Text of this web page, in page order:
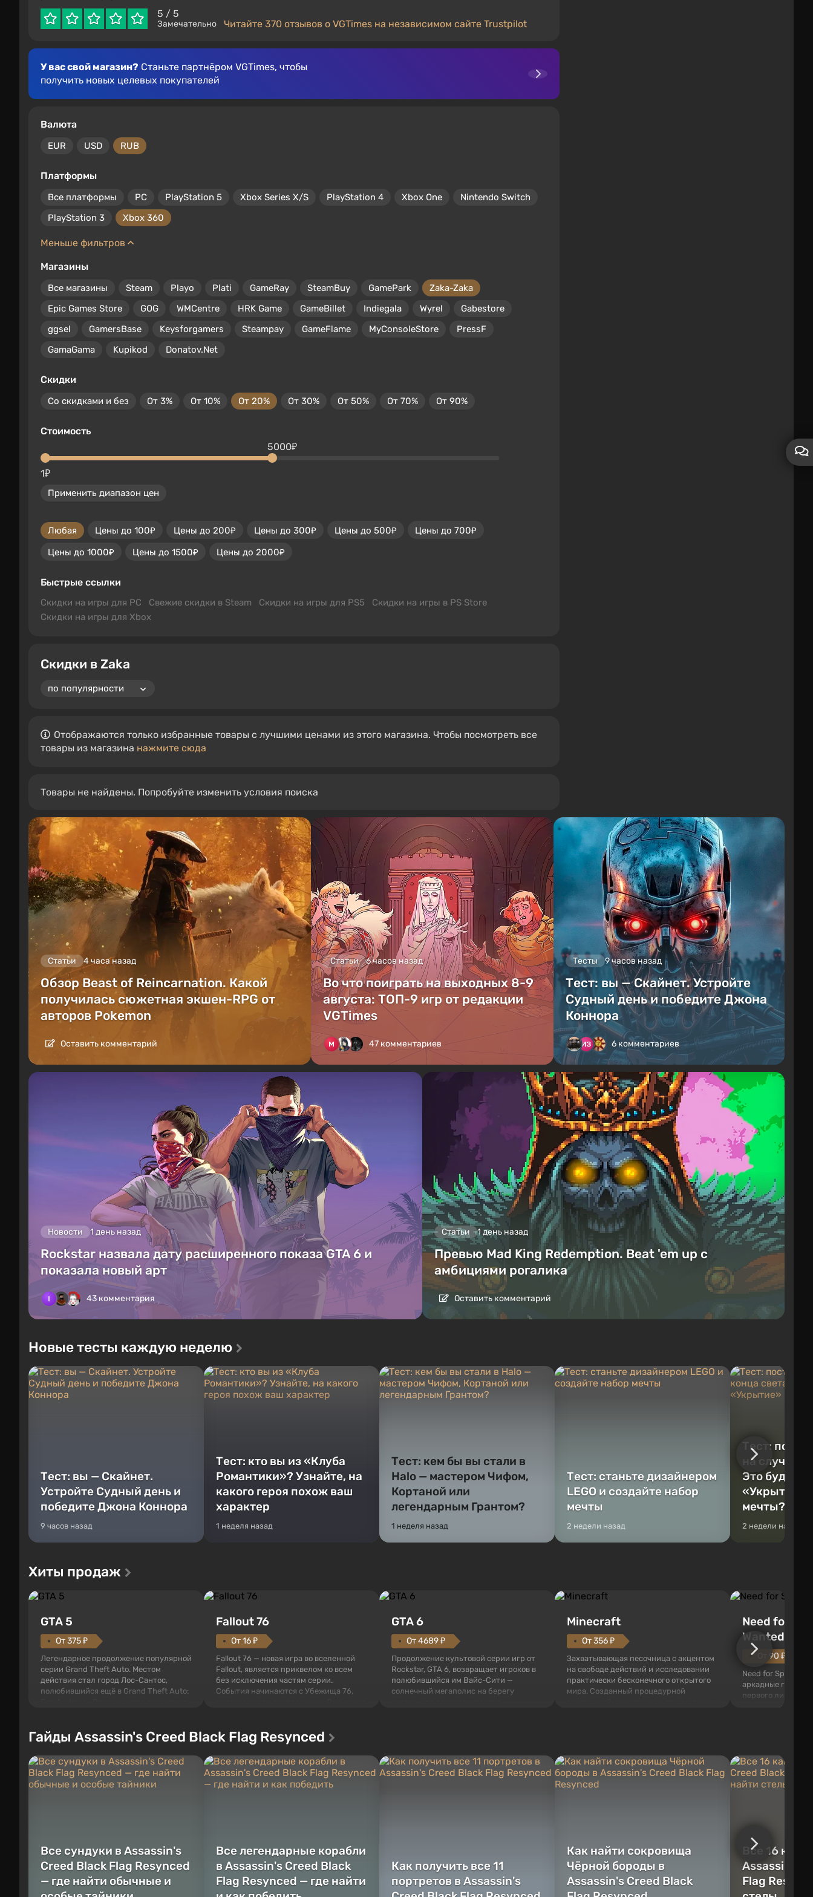
5 / 5
Замечательно Читайте 370 отзывов о VGTimes на независимом сайте Trustpilot
У вас свой магазин? Станьте партнёром VGTimes, чтобы
получить новых целевых покупателей
Валюта
EUR USD RUB
Платформы
Все платформы PC PlayStation 5 Xbox Series X/S PlayStation 4 Xbox One
Nintendo Switch
PlayStation 3
Xbox 360
Меньше фильтров
Магазины
Все магазины Steam Playo Plati GameRay SteamBuy GamePark
Zaka-Zaka
Epic Games Store
GOG WMCentre HRK Game GameBillet Indiegala Wyrel
Gabestore
ggsel
GamersBase Keysforgamers Steampay GameFlame MyConsoleStore
PressF
GamaGama
Kupikod Donatov.Net
Скидки
Со скидками и без От 3% От 10% От 20% От 30% От 50% От 70% От 90%
Стоимость
1₽
5000₽
Применить диапазон цен
Любая Цены до 100₽ Цены до 200₽ Цены до 300₽ Цены до 500₽
Цены до 700₽
Цены до 1000₽
Цены до 1500₽ Цены до 2000₽
Быстрые ссылки
Скидки на игры для PC Свежие скидки в Steam Скидки на игры для PS5
Скидки на игры в PS Store
Скидки на игры для Xbox
Скидки в Zaka
Отображаются только избранные товары с лучшими ценами из этого магазина. Чтобы посмотреть все
товары из магазина нажмите сюда
Товары не найдены. Попробуйте изменить условия поиска
Статьи 4 часа назад
Обзор Beast of Reincarnation. Какой
получилась сюжетная экшен-RPG от
авторов Pokemon
Оставить комментарий
Статьи 6 часов назад
Во что поиграть на выходных 8-9
августа: ТОП-9 игр от редакции
VGTimes
47 комментариев
Тесты 9 часов назад
Тест: вы — Скайнет. Устройте
Судный день и победите Джона
Коннора
6 комментариев
Новости 1 день назад
Rockstar назвала дату расширенного показа GTA 6 и
показала новый арт
43 комментария
Статьи 1 день назад
Превью Mad King Redemption. Beat 'em up с
амбициями рогалика
Оставить комментарий
Новые тесты каждую неделю
Тест: вы — Скайнет.
Устройте Судный день и
победите Джона Коннора
9 часов назад
Тест: кто вы из «Клуба
Романтики»? Узнайте, на
какого героя похож ваш
характер
1 неделя назад
Тест: кем бы вы стали в
Halo — мастером Чифом,
Кортаной или
легендарным Грантом?
1 неделя назад
Тест: станьте дизайнером
LEGO и создайте набор
мечты
2 недели назад
Тест:
на случай
Это будет
«Укрытие»
мечты?
2 недели назад
Хиты продаж
GTA 5
От 375 ₽
Легендарное продолжение популярной
серии Grand Theft Auto. Местом
действия стал город Лос-Сантос,
полюбившийся ещё в Grand Theft Auto:
которыми вы сможете переключаться в
любое время. Жанр и...
Fallout 76
От 16 ₽
Fallout 76 — новая игра во вселенной
Fallout, является приквелом ко всем
без исключения частям серии.
События начинаются с Убежища 76,
как на Америку упадут ядерные бомбы.
Место действия Fallout...
GTA 6
От 4689 ₽
Продолжение культовой серии игр от
Rockstar, GTA 6, возвращает игроков в
полюбившийся им Вайс-Сити —
солнечный мегаполис на берегу
неприятности. И...
Minecraft
От 356 ₽
Захватывающая песочница с акцентом
на свободе действий и исследовании
практически бесконечного открытого
мира. Созданный процедурной
Игроку дана по...
Need for
Wanted
От 90 ₽
Need for Speed:
аркадные гонки с
первого лица. В
нарушите
Гайды Assassin's Creed Black Flag Resynced
Все сундуки в Assassin's
Creed Black Flag Resynced
— где найти обычные и
Все легендарные корабли
в Assassin's Creed Black
Flag Resynced — где найти
Как получить все 11
портретов в Assassin's
Как найти сокровища
Чёрной бороды в
Assassin's Creed Black
Все 16
Assassin's
Flag